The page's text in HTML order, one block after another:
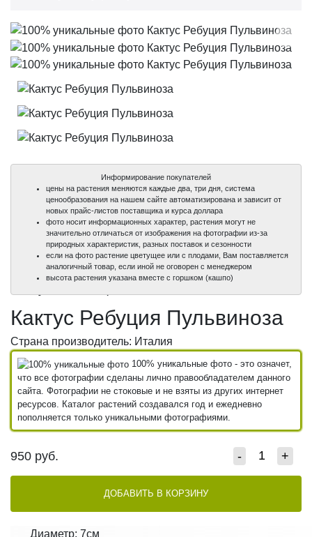
100%
100%
100%
Информирование покупателей
цены на растения меняются каждые два, три дня, система
ценообразования на нашем сайте автоматизирована и зависит от
новых прайс-листов поставщика и курса доллара
фото носит информационных характер, растения могут не
значительно отличаться от изображения на фотографии из-за
природных характеристик, разных поставок и сезонности
если на фото растение цветущее или с плодами, Вам поставляется
аналогичный товар, если иной не оговорен с менеджером
высота растения указана вместе с горшком (кашпо)
Кактус Ребуция Пульвиноза
Страна производитель: Италия
100% уникальные фото - это означет,
что все фотографии сделаны лично правообладателем данного
сайта. Фотографии не стоковые и не взяты из других интернет
ресурсов. Каталог растений создавался год и ежедневно
пополняется только уникальными фотографиями.
950 руб. - +
ДОБАВИТЬ В КОРЗИНУ
Диаметр: 7см